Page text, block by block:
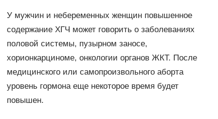
У мужчин и небеременных женщин повышенное
содержание ХГЧ может говорить о заболеваниях
половой системы, пузырном заносе,
хорионкарциноме, онкологии органов ЖКТ. После
медицинского или самопроизвольного аборта
уровень гормона еще некоторое время будет
повышен.